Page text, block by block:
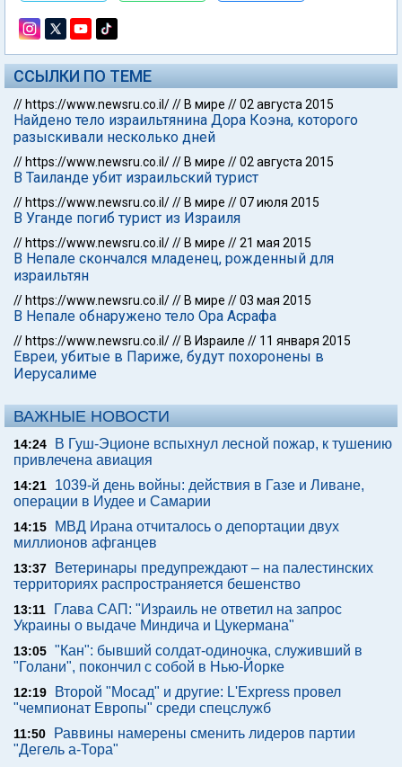
ССЫЛКИ ПО ТЕМЕ
// https://www.newsru.co.il/// В мире //02 августа 2015
Найдено тело израильтянина Дора Коэна, которого
разыскивали несколько дней
// https://www.newsru.co.il/// В мире //02 августа 2015
В Таиланде убит израильский турист
// https://www.newsru.co.il/// В мире //07 июля 2015
В Уганде погиб турист из Израиля
// https://www.newsru.co.il/// В мире //21 мая 2015
В Непале скончался младенец, рожденный для
израильтян
// https://www.newsru.co.il/// В мире //03 мая 2015
В Непале обнаружено тело Ора Асрафа
// https://www.newsru.co.il/// В Израиле // 11 января 2015
Евреи, убитые в Париже, будут похоронены в
Иерусалиме
ВАЖНЫЕ НОВОСТИ
14:24
В Гуш-Эционе вспыхнул лесной пожар, к тушению
привлечена авиация
14:21
1039-й день войны: действия в Газе и Ливане,
операции в Иудее и Самарии
14:15
МВД Ирана отчиталось о депортации двух
миллионов афганцев
13:37
Ветеринары предупреждают – на палестинских
территориях распространяется бешенство
13:11
Глава САП: "Израиль не ответил на запрос
Украины о выдаче Миндича и Цукермана"
13:05 "Кан": бывший солдат-одиночка, служивший в
"Голани", покончил с собой в Нью-Йорке
12:19
Второй "Мосад" и другие: L'Express провел
"чемпионат Европы" среди спецслужб
11:50
Раввины намерены сменить лидеров партии
"Дегель а-Тора"